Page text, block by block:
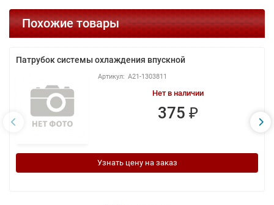
Похожие товары
Патрубок системы охлаждения впускной
A21-1303811
Нет в наличии
375 ₽
Узнать цену на заказ